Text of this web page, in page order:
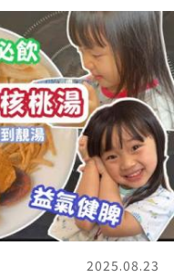
2025.08.23